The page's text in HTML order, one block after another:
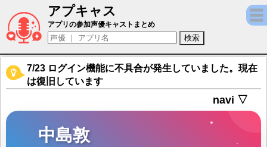
アプキャス
中島敦（声優：上村祐翔)【文豪ストレイド
アプリの参加声優キャストまとめ
7/23 ログイン機能に不具合が発生していました。現在
は復旧しています
navi ▽
中島敦